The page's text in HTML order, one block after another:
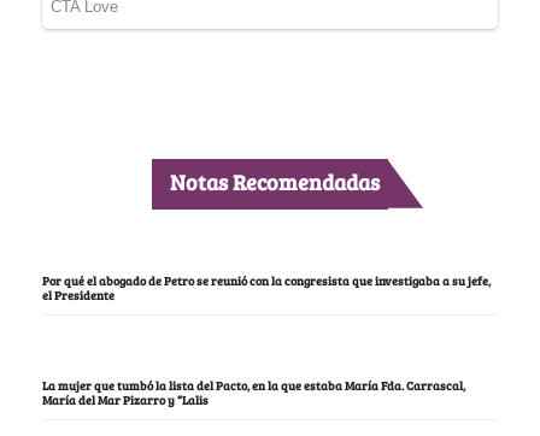
Notas Recomendadas
Por qué el abogado de Petro se reunió con la congresista que investigaba a su jefe,
el Presidente
La mujer que tumbó la lista del Pacto, en la que estaba María Fda. Carrascal,
María del Mar Pizarro y “Lalis